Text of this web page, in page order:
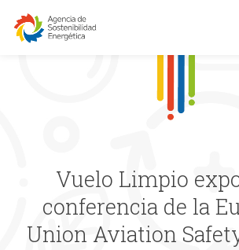
Vuelo Limpio
conferencia de la
Union Aviation